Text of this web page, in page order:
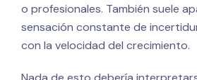
o profesionales. También suele
sensación constante de
con la velocidad del crecimiento.